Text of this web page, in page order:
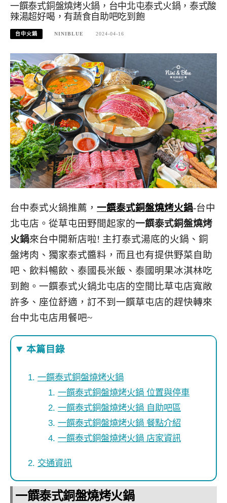
一饌泰式銅盤燒烤火鍋，台中北屯泰式火鍋，泰式酸
辣湯超好喝，有蔬食自助吧吃到飽
台中火鍋 NINIBLUE 2024-04-16
台中泰式火鍋推薦， 一饌泰式銅盤燒烤火鍋-台中
北屯店。從草屯田野間起家的一饌泰式銅盤燒烤
火鍋來台中開新店啦! 主打泰式湯底的火鍋、銅
盤烤肉、獨家泰式醬料，而且也有提供野菜自助
吧、飲料暢飲、泰國長米飯、泰國明果冰淇林吃
到飽。一饌泰式火鍋北屯店的空間比草屯店寬敞
許多、座位舒適，訂不到一饌草屯店的趕快轉來
台中北屯店用餐吧~
本篇目錄
一饌泰式銅盤燒烤火鍋
一饌泰式銅盤燒烤火鍋 位置與停車
一饌泰式銅盤燒烤火鍋 自助吧區
一饌泰式銅盤燒烤火鍋 餐點介紹
一饌泰式銅盤燒烤火鍋 店家資訊
交通資訊
一饌泰式銅盤燒烤火鍋